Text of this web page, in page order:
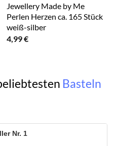
Jewellery Made by Me
Perlen Herzen ca. 165 Stück
weiß-silber
4,99€
Basteln
1